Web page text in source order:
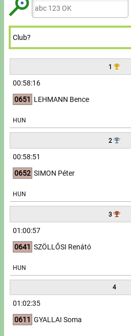
Rowing
Guide
Timing
Embedding module
Director, Organiser
Write to Us!
Partners, sponsors
Accomodation offers
Impressum
8
9 9
7
8
9
7
8
9
1
00:58:16
0651 LEHMANN Bence
HUN
2
00:58:51
0652 SIMON Péter
HUN
3
01:00:57
0641 SZÖLLŐSI Renátó
HUN
4
01:02:35
0611 GYALLAI Soma